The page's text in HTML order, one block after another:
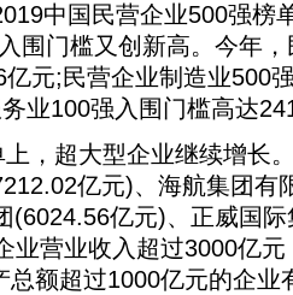
中国民营企业500强榜
围门槛又创新高。今年
亿元;民营企业制造业500
业100强入围门槛高达
超大型企业继续增长
亿元)、海航集团有
(6024.56亿元)、正威国
业营业收入超过3000亿
总额超过1000亿元的企业